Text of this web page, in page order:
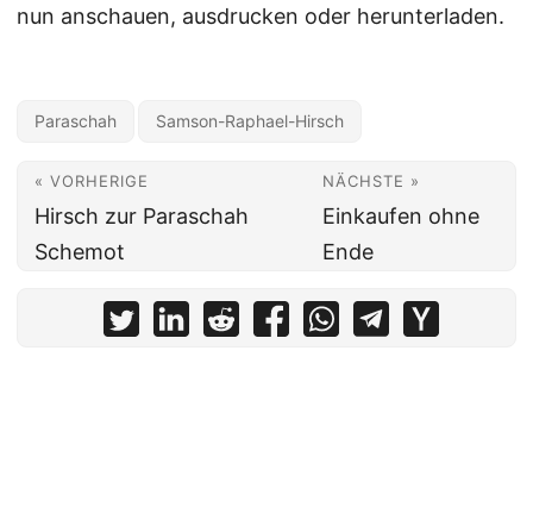
nun anschauen, ausdrucken oder herunterladen.
Paraschah Samson-Raphael-Hirsch
« VORHERIGE
Hirsch zur Paraschah
Schemot
NÄCHSTE »
Einkaufen ohne
Ende